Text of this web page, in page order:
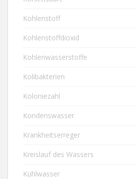
Kohlenstoff
Kohlenstoffdioxid
Kohlenwasserstoffe
Kolibakterien
Koloniezahl
Kondenswasser
Krankheitserreger
Kreislauf des Wassers
Kühlwasser